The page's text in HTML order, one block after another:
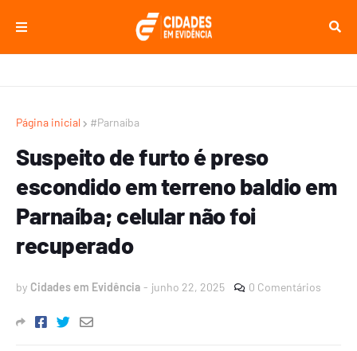
Página inicial #Parnaíba
Suspeito de furto é preso
escondido em terreno baldio em
Parnaíba; celular não foi
recuperado
by Cidades em Evidência - junho 22, 2025 0 Comentários